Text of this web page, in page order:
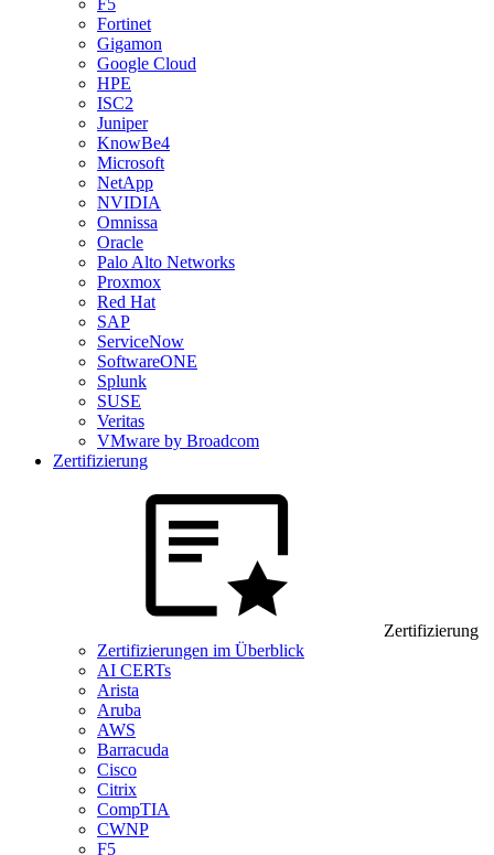
F5
Fortinet
Gigamon
Google Cloud
HPE
ISC2
Juniper
KnowBe4
Microsoft
NetApp
NVIDIA
Omnissa
Oracle
Palo Alto Networks
Proxmox
Red Hat
SAP
ServiceNow
SoftwareONE
Splunk
SUSE
Veritas
VMware by Broadcom
Zertifizierung
Zertifizierung
Zertifizierungen im Überblick
AI CERTs
Arista
Aruba
AWS
Barracuda
Cisco
Citrix
CompTIA
CWNP
F5